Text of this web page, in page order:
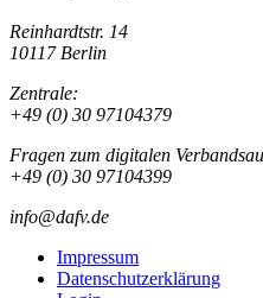
Reinhardtstr. 14
10117 Berlin
Zentrale:
+49 (0) 30 97104379
Fragen zum digitalen
+49 (0) 30 97104399
info@dafv.de
Impressum
Datenschutzerklärung